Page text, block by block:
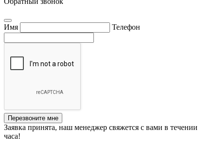
Имя Телефон
Перезвоните мне
Заявка принята, наш менеджер свяжется с вами в течении
часа!